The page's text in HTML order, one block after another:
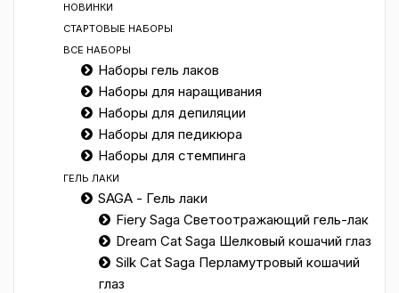
НОВИНКИ
СТАРТОВЫЕ НАБОРЫ
ВСЕ НАБОРЫ
Наборы гель лаков
Наборы для наращивания
Наборы для депиляции
Наборы для педикюра
Наборы для стемпинга
ГЕЛЬ ЛАКИ
SAGA - Гель лаки
Fiery Saga Светоотражающий гель-лак
Dream Cat Saga Шелковый кошачий глаз
Silk Cat Saga Перламутровый кошачий
глаз